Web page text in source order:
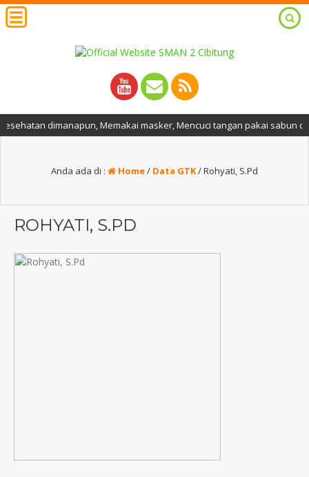
dimanapun, Memakai masker, Mencuci tangan pakai sabun
Anda ada di : Home/ Data GTK/Rohyati, S.Pd
ROHYATI, S.PD